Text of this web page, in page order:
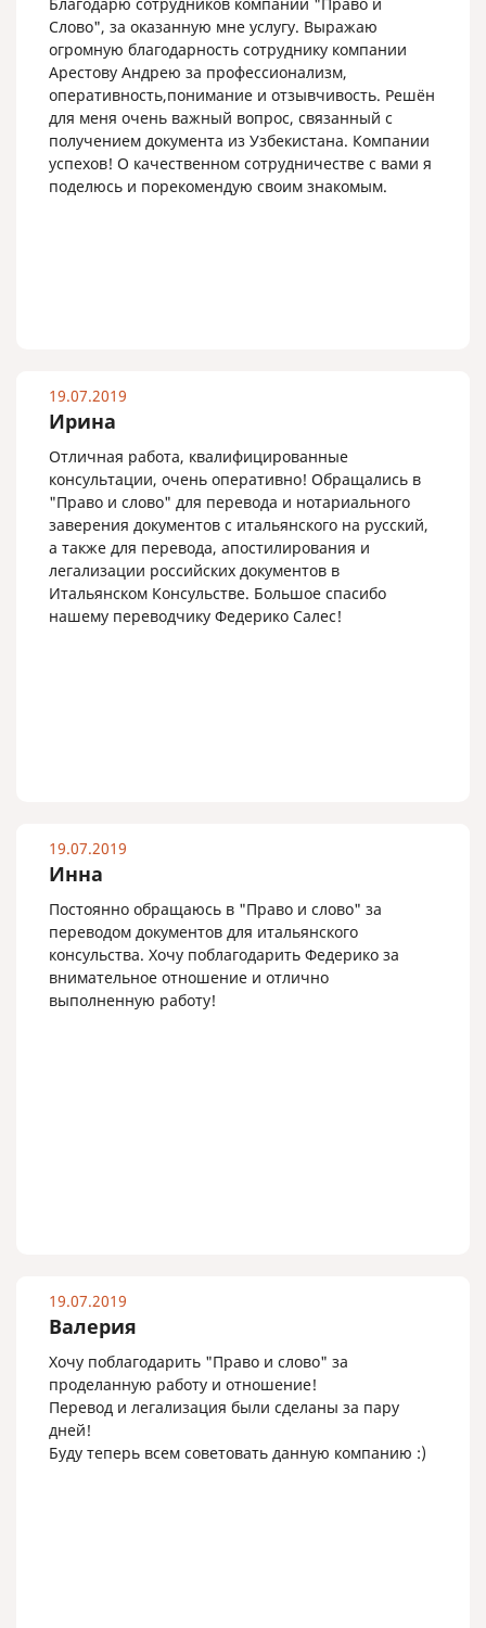
Слово", за оказанную мне услугу. Выражаю
огромную благодарность сотруднику компании
Арестову Андрею за профессионализм,
оперативность,понимание и отзывчивость. Решён
для меня очень важный вопрос, связанный с
получением документа из Узбекистана. Компании
успехов! О качественном сотрудничестве с вами я
поделюсь и порекомендую своим знакомым.
19.07.2019
Ирина
Отличная работа, квалифицированные
консультации, очень оперативно! Обращались в
"Право и слово" для перевода и нотариального
заверения документов с итальянского на русский,
а также для перевода, апостилирования и
легализации российских документов в
Итальянском Консульстве. Большое спасибо
нашему переводчику Федерико Салес!
19.07.2019
Инна
Постоянно обращаюсь в "Право и слово" за
переводом документов для итальянского
консульства. Хочу поблагодарить Федерико за
внимательное отношение и отлично
выполненную работу!
19.07.2019
Валерия
Хочу поблагодарить "Право и слово" за
проделанную работу и отношение!
Перевод и легализация были сделаны за пару
дней!
Буду теперь всем советовать данную компанию :)